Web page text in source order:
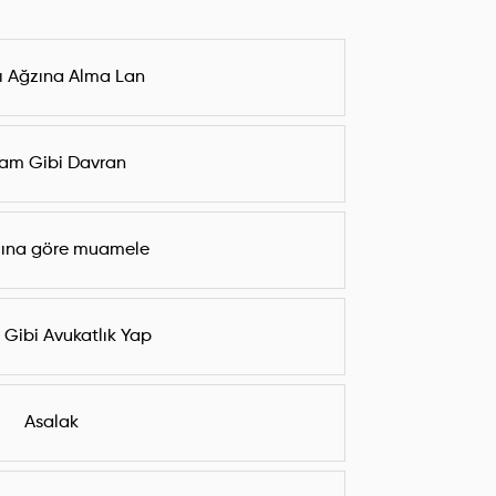
Ağzına Alma Lan
Gibi Davran
göre muamele
Avukatlık Yap
Asalak